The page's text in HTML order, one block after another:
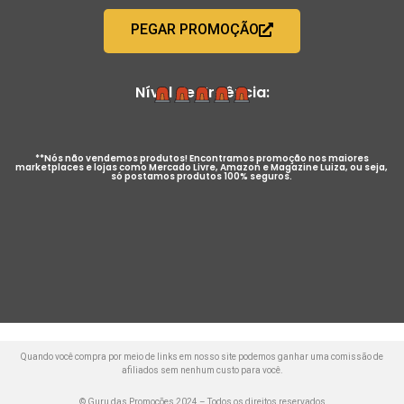
PEGAR PROMOÇÃO
Nível de Urgência:
**Nós não vendemos produtos! Encontramos promoção nos maiores
marketplaces e lojas como Mercado Livre, Amazon e Magazine Luiza, ou seja,
só postamos produtos 100% seguros.
Quando você compra por meio de links em nosso site podemos ganhar uma comissão de
afiliados sem nenhum custo para você.
© Guru das Promoções 2024 – Todos os direitos reservados